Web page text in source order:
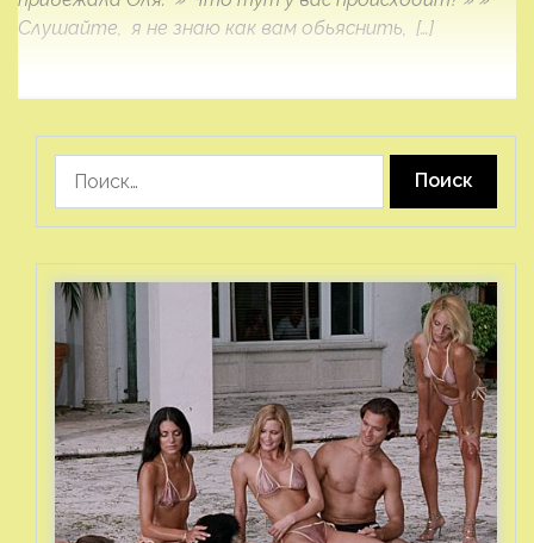
Слушайте, я не знаю как вам обьяснить, […]